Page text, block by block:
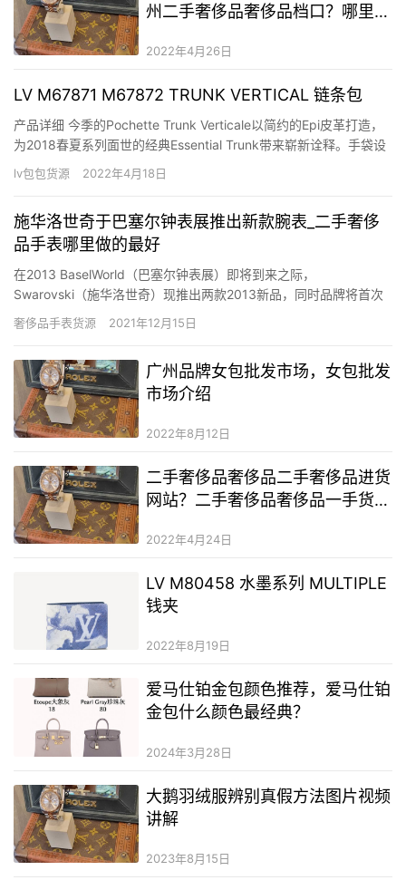
州二手奢侈品奢侈品档口？哪里有
2022年4月26日
LV M67871 M67872 TRUNK VERTICAL 链条包
产品详细 今季的Pochette Trunk Verticale以简约的Epi皮革打造，
为2018春夏系列面世的经典Essential Trunk带来崭新诠释。手袋设
有经典行李箱的细节，如S型扣锁及衍缝图案衬里，以及可调节长度
肩带，并可放置两部手提电话，时尚风格与实用功能兼备。 细节
lv包包货源 2022年4月18日
施华洛世奇于巴塞尔钟表展推出新款腕表_二手奢侈
品手表哪里做的最好
在2013 BaselWorld（巴塞尔钟表展）即将到来之际，
Swarovski（施华洛世奇）现推出两款2013新品，同时品牌将首次
在巴塞尔上以单独展位展出其所有产物。 施华洛世奇Lovely
Crystals女款腕表 ORIS 豪利时全新的深度测量潜水表 专业的潜水
奢侈品手表货源 2021年12月15日
广州品牌女包批发市场，女包批发
市场介绍
2022年8月12日
二手奢侈品奢侈品二手奢侈品进货
网站？二手奢侈品奢侈品一手货
哪些
2022年4月24日
LV M80458 水墨系列 MULTIPLE
钱夹
2022年8月19日
爱马仕铂金包颜色推荐，爱马仕铂
金包什么颜色最经典？
2024年3月28日
大鹅羽绒服辨别真假方法图片视频
讲解
2023年8月15日